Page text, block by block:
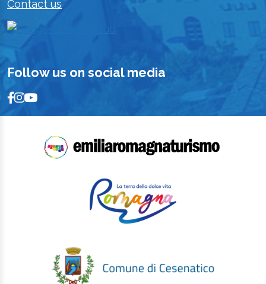
Contact us
Follow us on social media